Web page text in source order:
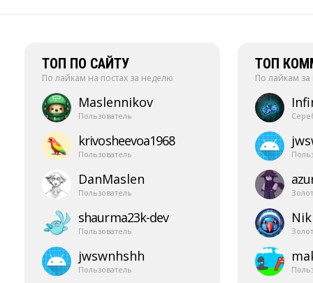
ТОП ПО САЙТУ
По лайкам на постах за неделю
Maslennikov
Пользователь
krivosheevoa1968
Пользователь
DanMaslen
Пользователь
shaurma23k-​dev
Пользователь
jwswnhshh
Пользователь
ТОП
По лайкам